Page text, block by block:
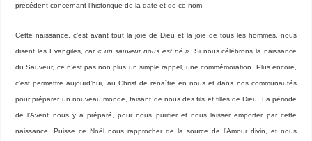
précédent concernant l’historique de la date et de ce nom.
Cette naissance, c’est avant tout la joie de Dieu et la joie de tous les hommes, nous
disent les Evangiles, car« un sauveur nous est né » . Si nous célébrons la naissance
du Sauveur, ce n’est pas non plus un simple rappel, une commémoration. Plus encore,
c’est permettre aujourd’hui, au Christ de renaître en nous et dans nos communautés
pour préparer un nouveau monde, faisant de nous des fils et filles de Dieu. La période
de l’Avent nous y a préparé, pour nous purifier et nous laisser emporter par cette
naissance. Puisse ce Noël nous rapprocher de la source de l’Amour divin, et nous